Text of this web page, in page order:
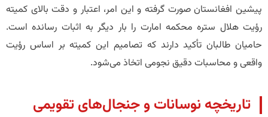
پیشین افغانستان صورت گرفته و این امر، اعتبار و دقت بالای کمیته
رؤیت هلال ستره محکمه امارت را بار دیگر به اثبات رسانده است.
حامیان طالبان تأکید دارند که تصامیم این کمیته بر اساس رؤیت
واقعی و محاسبات دقیق نجومی اتخاذ می‌شود.
​تاریخچه نوسانات و جنجال‌های تقویمی